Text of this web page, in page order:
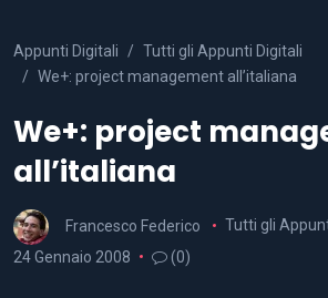
Appunti Digitali
Tutti gli Appunti Digitali
We+: project management all’italiana
We+: project
all’italiana
Francesco Federico
Tutti gli
24 Gennaio 2008
(0)